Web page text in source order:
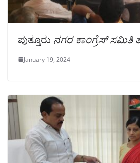
ಪುತ್ತೂರು ನಗರ ಕಾಂಗ್ರೆಸ್ ಸಮಿತಿ
January 19, 2024